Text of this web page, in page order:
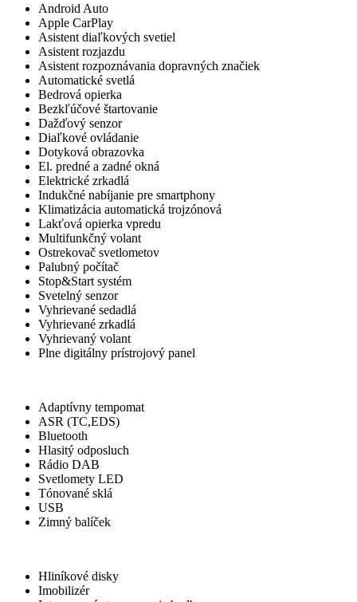
Android Auto
Apple CarPlay
Asistent diaľkových svetiel
Asistent rozjazdu
Asistent rozpoznávania dopravných značiek
Automatické svetlá
Bedrová opierka
Bezkľúčové štartovanie
Dažďový senzor
Diaľkové ovládanie
Dotyková obrazovka
El. predné a zadné okná
Elektrické zrkadlá
Indukčné nabíjanie pre smartphony
Klimatizácia automatická trojzónová
Lakťová opierka vpredu
Multifunkčný volant
Ostrekovač svetlometov
Palubný počítač
Stop&Start systém
Svetelný senzor
Vyhrievané sedadlá
Vyhrievané zrkadlá
Vyhrievaný volant
Plne digitálny prístrojový panel
Adaptívny tempomat
ASR (TC,EDS)
Bluetooth
Hlasitý odposluch
Rádio DAB
Svetlomety LED
Tónované sklá
USB
Zimný balíček
Hliníkové disky
Imobilizér